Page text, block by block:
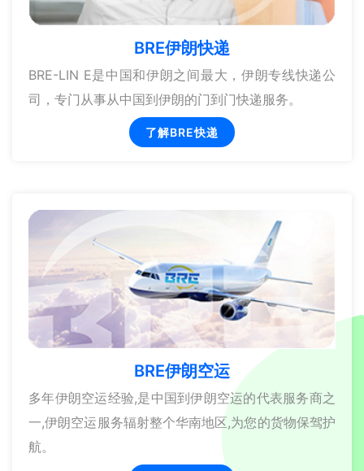
BRE伊朗快递
BRE-LIN E是中国和伊朗之间最大，伊朗专线快递公
司，专门从事从中国到伊朗的门到门快递服务。
了解BRE快递
BRE伊朗空运
多年伊朗空运经验,是中国到伊朗空运的代表服务商之
一,伊朗空运服务辐射整个华南地区,为您的货物保驾护
航。